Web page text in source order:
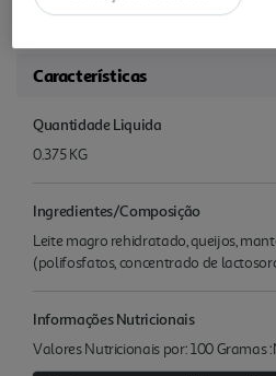
Características
Quantidade Liquida
0.375 KG
Ingredientes/Composição
Leite magro rehidratado, queijos,
(polifosfatos, concentrado de
Informações Nutricionais
Valores Nutricionais por: 100 Gramas